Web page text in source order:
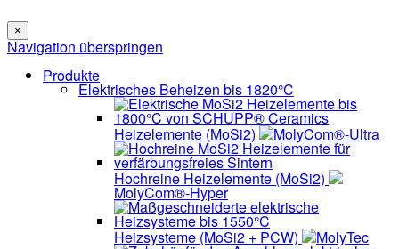
×
Navigation überspringen
Produkte
Elektrisches Beheizen bis 1820°C
Heizelemente (MoSi2) MolyCom®-Ultra
Hochreine Heizelemente (MoSi2)
MolyCom®-Hyper
Heizsysteme (MoSi2 + PCW) MolyTec